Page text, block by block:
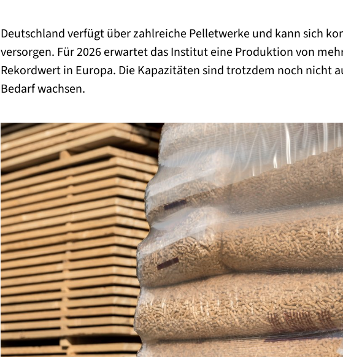
Deutschland verfügt über zahlreiche Pelletwerke und kann sich
versorgen. Für 2026 erwartet das Institut eine Produktion von
Rekordwert in Europa. Die Kapazitäten sind trotzdem noch nicht
Bedarf wachsen.